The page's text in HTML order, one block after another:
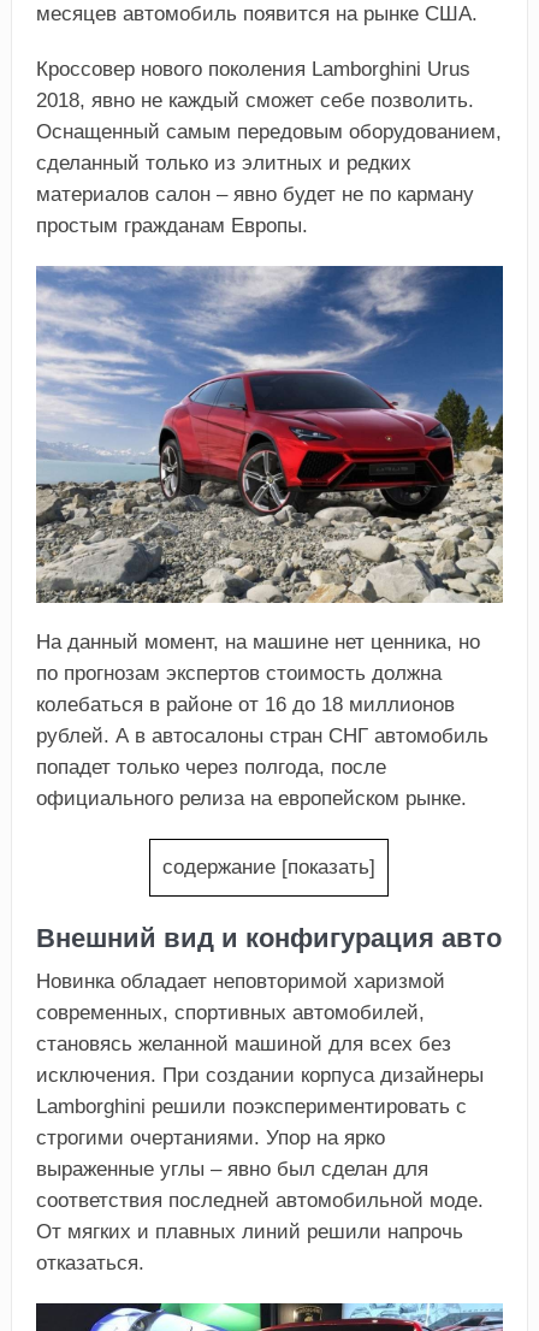
месяцев автомобиль появится на рынке США.
Кроссовер нового поколения Lamborghini Urus
2018, явно не каждый сможет себе позволить.
Оснащенный самым передовым оборудованием,
сделанный только из элитных и редких
материалов салон – явно будет не по карману
простым гражданам Европы.
На данный момент, на машине нет ценника, но
по прогнозам экспертов стоимость должна
колебаться в районе от 16 до 18 миллионов
рублей. А в автосалоны стран СНГ автомобиль
попадет только через полгода, после
официального релиза на европейском рынке.
содержание [показать]
Внешний вид и конфигурация авто
Новинка обладает неповторимой харизмой
современных, спортивных автомобилей,
становясь желанной машиной для всех без
исключения. При создании корпуса дизайнеры
Lamborghini решили поэкспериментировать с
строгими очертаниями. Упор на ярко
выраженные углы – явно был сделан для
соответствия последней автомобильной моде.
От мягких и плавных линий решили напрочь
отказаться.